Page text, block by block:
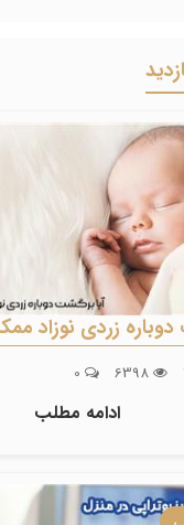
دوباره زردی نوزاد
ادامه مطلب